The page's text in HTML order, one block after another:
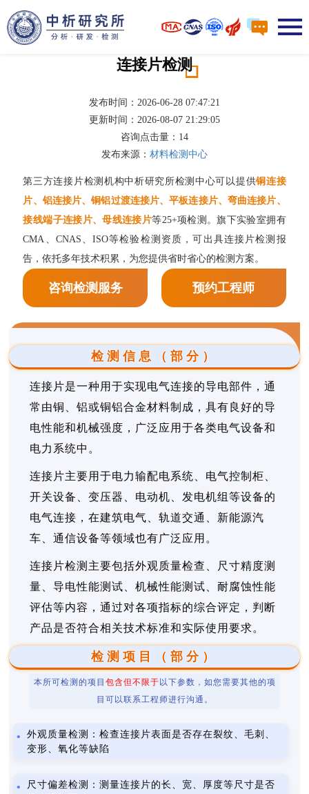
连接片检测
发布时间：2026-06-28 07:47:21
更新时间：2026-08-07 21:29:05
咨询点击量： 14
发布来源： 材料检测中心
第三方连接片检测机构中析研究所检测中心可以提供铜连接
片、铝连接片、铜铝过渡连接片、平板连接片、弯曲连接片、
接线端子连接片、母线连接片等25+项检测。旗下实验室拥有
CMA、CNAS、ISO等检验检测资质，可出具连接片检测报
告，依托多年技术积累，为您提供省时省心的检测方案。
咨询检测服务 预约工程师
检测信息（部分）
连接片是一种用于实现电气连接的导电部件，通
常由铜、铝或铜铝合金材料制成，具有良好的导
电性能和机械强度，广泛应用于各类电气设备和
电力系统中。
连接片主要用于电力输配电系统、电气控制柜、
开关设备、变压器、电动机、发电机组等设备的
电气连接，在建筑电气、轨道交通、新能源汽
车、通信设备等领域也有广泛应用。
连接片检测主要包括外观质量检查、尺寸精度测
量、导电性能测试、机械性能测试、耐腐蚀性能
评估等内容，通过对各项指标的综合评定，判断
产品是否符合相关技术标准和实际使用要求。
检测项目（部分）
本所可检测的项目 包含但不限于 以下参数，如您需要其他的项
目可以联系工程师进行沟通。
外观质量检测：检查连接片表面是否存在裂纹、毛刺、
变形、氧化等缺陷
尺寸偏差检测：测量连接片的长、宽、厚度等尺寸是否